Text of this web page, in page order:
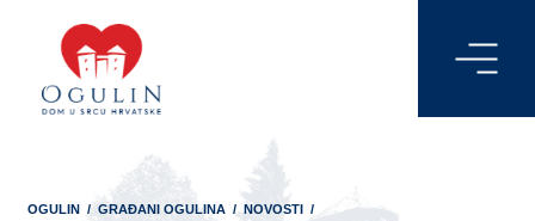
OGULIN / GRAĐANI OGULINA / NOVOSTI /